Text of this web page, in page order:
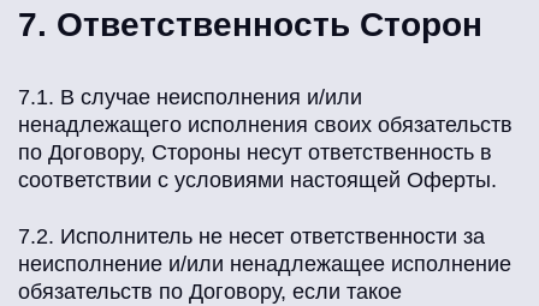
7. Ответственность Сторон
7.1. В случае неисполнения и/или
ненадлежащего исполнения своих обязательств
по Договору, Стороны несут ответственность в
соответствии с условиями настоящей Оферты.
7.2. Исполнитель не несет ответственности за
неисполнение и/или ненадлежащее исполнение
обязательств по Договору, если такое